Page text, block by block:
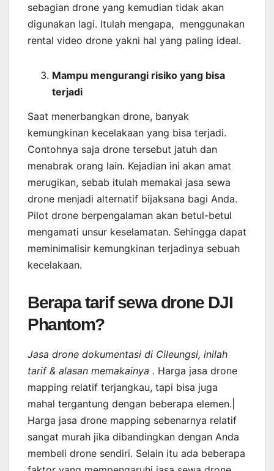
sebagian drone yang kemudian tidak akan
digunakan lagi. Itulah mengapa, menggunakan
rental video drone yakni hal yang paling ideal.
Mampu mengurangi risiko yang bisa
terjadi
Saat menerbangkan drone, banyak
kemungkinan kecelakaan yang bisa terjadi.
Contohnya saja drone tersebut jatuh dan
menabrak orang lain. Kejadian ini akan amat
merugikan, sebab itulah memakai jasa sewa
drone menjadi alternatif bijaksana bagi Anda.
Pilot drone berpengalaman akan betul-betul
mengamati unsur keselamatan. Sehingga dapat
meminimalisir kemungkinan terjadinya sebuah
kecelakaan.
Berapa tarif sewa drone DJI
Phantom?
Jasa drone dokumentasi di Cileungsi, inilah
tarif & alasan memakainya . Harga jasa drone
mapping relatif terjangkau, tapi bisa juga
mahal tergantung dengan beberapa elemen.|
Harga jasa drone mapping sebenarnya relatif
sangat murah jika dibandingkan dengan Anda
membeli drone sendiri. Selain itu ada beberapa